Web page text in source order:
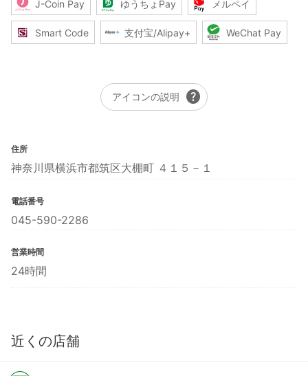
J-Coin Pay ゆうちょPay メルペイ
Smart Code 支付宝/Alipay+ WeChat Pay
アイコンの説明 help
住所
神奈川県横浜市都筑区大棚町 ４１５－１
電話番号
045-590-2286
営業時間
24時間
近くの店舗